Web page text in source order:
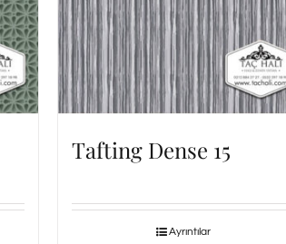
Tafting Dense 15
Ayrıntılar